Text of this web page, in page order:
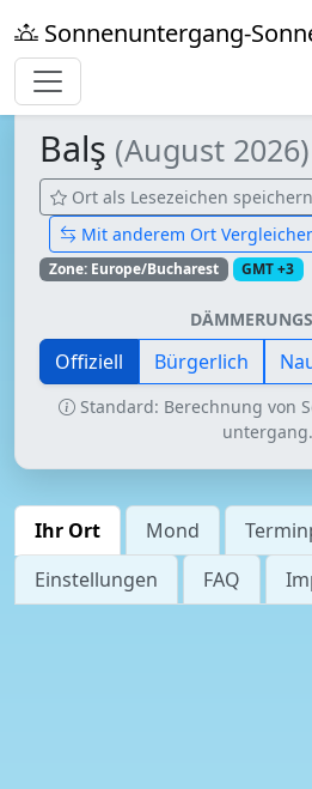
Sonnenuntergang-
Balş (August 2026)
Ort als Lesezeichen speichern
Mit anderem Ort
Zone: Europe/Bucharest GMT +3
Offiziell Bürgerlich
Standard: Berechnung von
untergang.
Ihr Ort Mond
Einstellungen
FAQ